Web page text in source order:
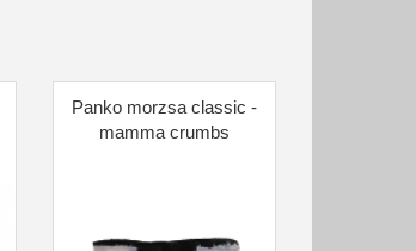
Panko morzsa classic -
mamma crumbs